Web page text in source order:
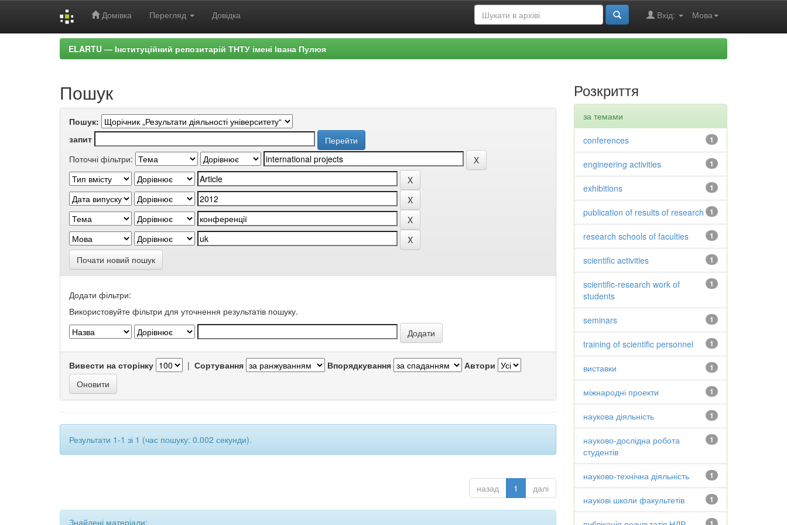
Домівка Перегляд Довідка Мова
Вхід:
ELARTU — Інституційний репозитарій ТНТУ імені Івана Пулюя
Пошук
Пошук:
запит
Поточні фільтри:
Почати новий пошук
Додати фільтри:
Використовуйте фільтри для уточнення результатів пошуку.
Вивести на сторінку | Сортування Впорядкування Автори
Результати 1-1 зі 1 (час пошуку: 0.002 секунди).
назад 1 далі
Знайдені матеріали:
Розкриття
за темами
1
conferences
1
engineering activities
1
exhibitions
1
publication of results of research
1
research schools of faculties
1
scientific activities
1
scientific-research work of
students
1
seminars
1
training of scientific personnel
1
виставки
1
міжнародні проекти
1
наукова діяльність
1
науково-дослідна робота
студентів
1
науково-технічна діяльність
1
наукові школи факультетів